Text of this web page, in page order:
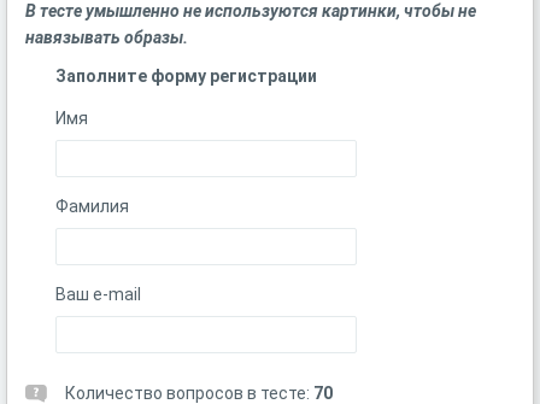
В тесте умышленно не используются картинки, чтобы не
навязывать образы.
Заполните форму регистрации
Имя
Фамилия
Ваш e-mail
Количество вопросов в тесте: 70